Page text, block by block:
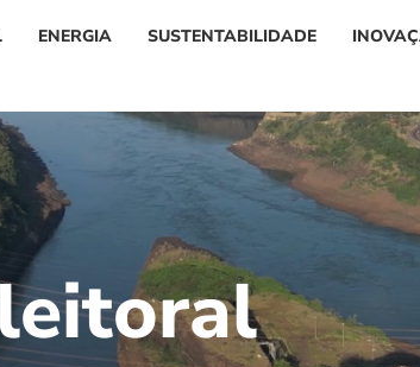
ENERGIA SUSTENTABILIDADE
eitoral